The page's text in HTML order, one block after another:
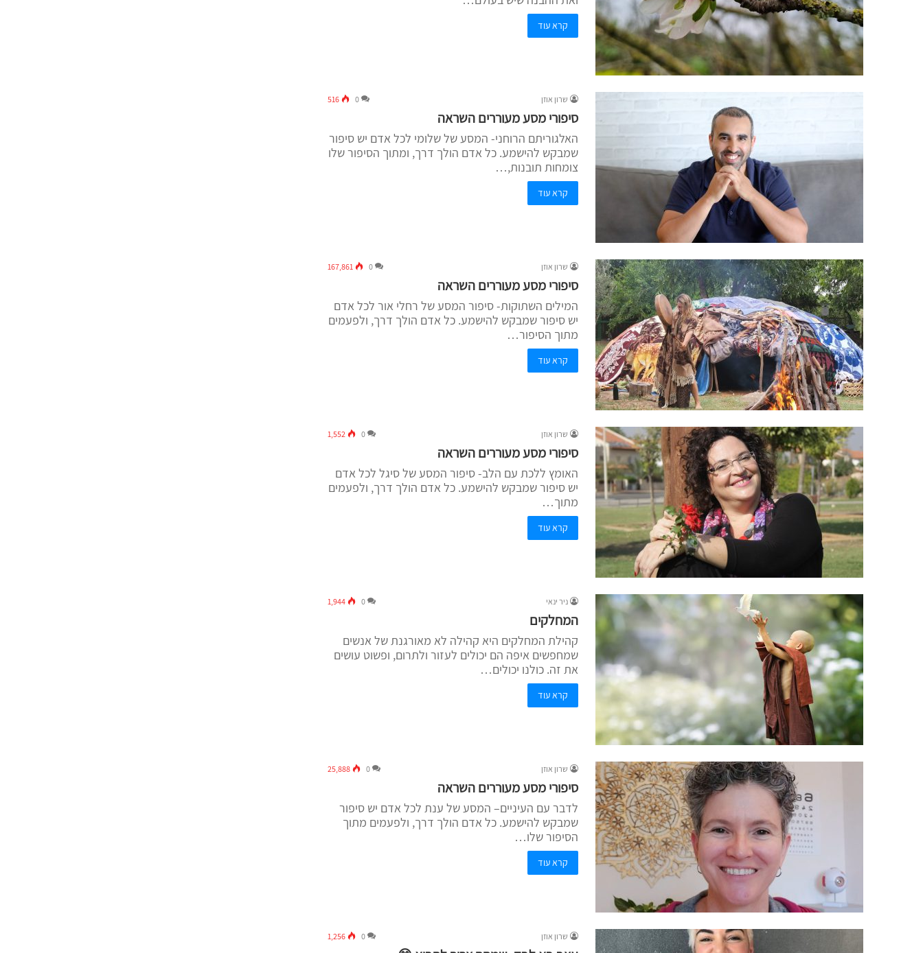
קרא עוד
שרון אוזן 0
516
סיפורי מסע מעוררים השראה
האלגוריתם הרוחני- המסע של שלומי לכל אדם יש סיפור
שמבקש להישמע. כל אדם הולך דרך, ומתוך הסיפור שלו
צומחות תובנות,…
קרא עוד
שרון אוזן 0
167,861
סיפורי מסע מעוררים השראה
המילים השתוקות- סיפור המסע של רחלי אור לכל אדם
יש סיפור שמבקש להישמע. כל אדם הולך דרך, ולפעמים
מתוך הסיפור…
קרא עוד
שרון אוזן 0
1,552
סיפורי מסע מעוררים השראה
האומץ ללכת עם הלב- סיפור המסע של סיגל לכל אדם
יש סיפור שמבקש להישמע. כל אדם הולך דרך, ולפעמים
מתוך…
קרא עוד
ניר ינאי 0
1,944
המחלקים
קהילת המחלקים היא קהילה לא מאורגנת של אנשים
שמחפשים איפה הם יכולים לעזור ולתרום, ופשוט עושים
את זה. כולנו יכולים…
קרא עוד
שרון אוזן 0
25,888
סיפורי מסע מעוררים השראה
לדבר עם העיניים– המסע של ענת לכל אדם יש סיפור
שמבקש להישמע. כל אדם הולך דרך, ולפעמים מתוך
הסיפור שלו…
קרא עוד
שרון אוזן 0
1,256